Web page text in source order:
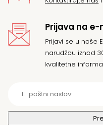
Prijava na
Prijavi se u naše
narudžbu iznad
kvalitetne